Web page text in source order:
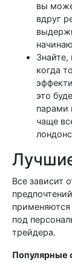
вы
вдруг
Знайте,
когда
это
парами
чаще
Все зависит
под
трейдера.
Популярные